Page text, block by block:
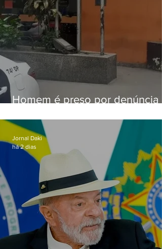
Homem é preso por denúncia
Alcântara
Jornal Daki
há 2 dias